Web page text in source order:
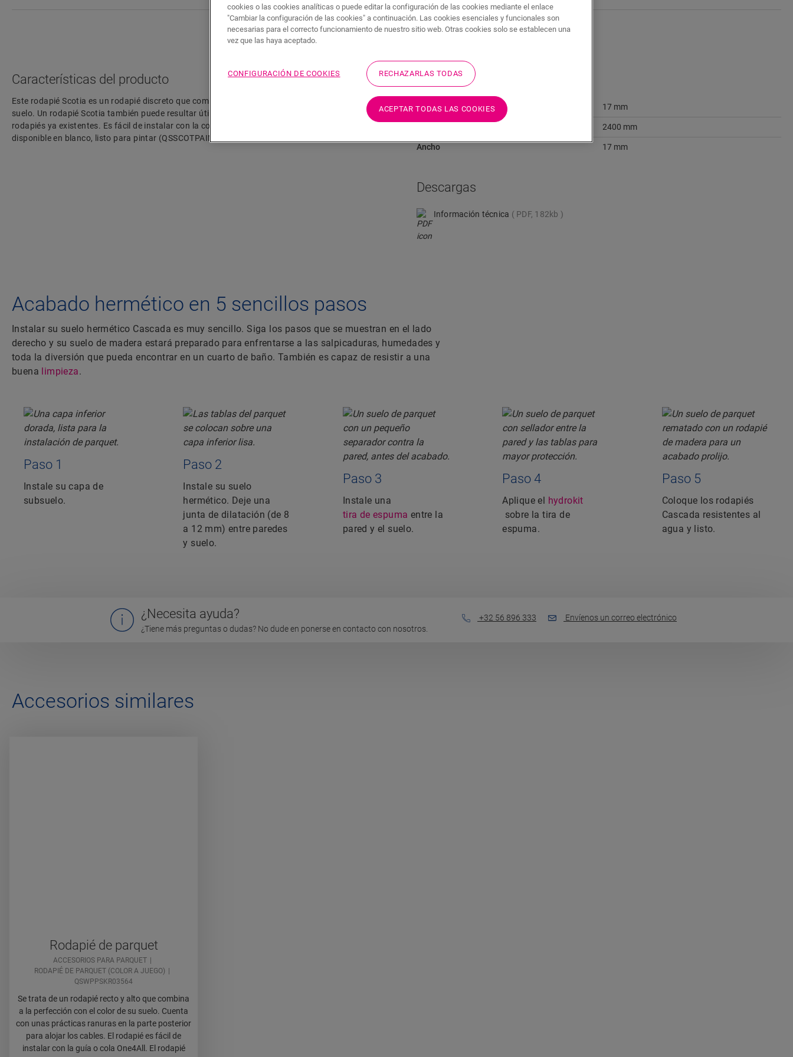
Acceso rápido a Descargas
Características del producto
Este rodapié Scotia es un rodapié discreto que combina a la perfección con el color de su
suelo. Un rodapié Scotia también puede resultar útil como remate en combinación con
rodapiés ya existentes. Es fácil de instalar con la cola One4All. El rodapié Scotia también está
disponible en blanco, listo para pintar (QSSCOTPAINT).
Dimensiones
Altura 17 mm
2400 mm
Ancho 17 mm
Descargas
Información técnica PDF, 182kb
Acabado hermético en 5 sencillos pasos
Instalar su suelo hermético Cascada es muy sencillo. Siga los pasos que se muestran en el lado
derecho y su suelo de madera estará preparado para enfrentarse a las salpicaduras, humedades y
toda la diversión que pueda encontrar en un cuarto de baño. También es capaz de resistir a una
buena limpieza.
Paso 1
Instale su capa de
subsuelo.
Paso 2
Instale su suelo
hermético. Deje una
junta de dilatación (de 8
a 12 mm) entre paredes
y suelo.
Paso 3
Instale una
tira de espuma entre la
pared y el suelo.
Paso 4
Aplique el hydrokit
sobre la tira de
espuma.
Paso 5
Coloque los rodapiés
Cascada resistentes al
agua y listo.
¿Necesita ayuda?
¿Tiene más preguntas o dudas? No dude en ponerse en contacto con nosotros.
+32 56 896 333 Envíenos un correo electrónico
Accesorios similares
Rodapié de parquet
ACCESORIOS PARA PARQUET
RODAPIÉ DE PARQUET (COLOR A JUEGO)
QSWPPSKR03564
Se trata de un rodapié recto y alto que combina
a la perfección con el color de su suelo. Cuenta
con unas prácticas ranuras en la parte posterior
para alojar los cables. El rodapié es fácil de
instalar con la guía o cola One4All. El rodapié
cookies o las cookies analíticas o puede editar la configuración de las cookies mediante el enlace
"Cambiar la configuración de las cookies" a continuación. Las cookies esenciales y funcionales son
necesarias para el correcto funcionamiento de nuestro sitio web. Otras cookies solo se establecen una
vez que las haya aceptado.
CONFIGURACIÓN DE COOKIES RECHAZARLAS TODAS
ACEPTAR TODAS LAS COOKIES